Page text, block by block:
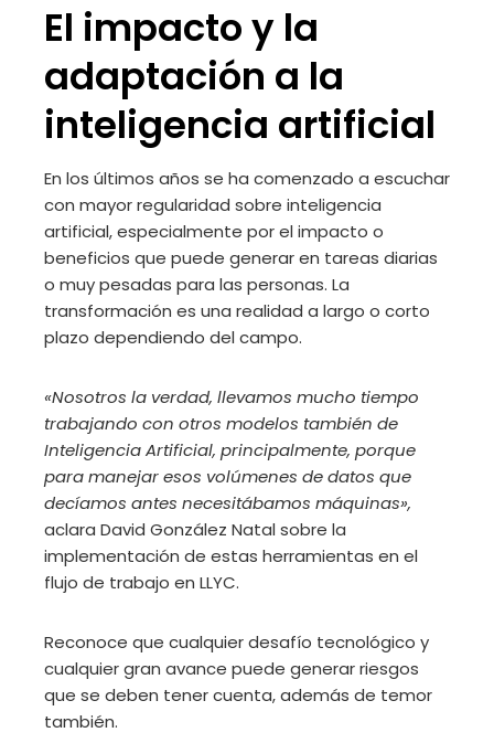
El impacto y la
adaptación a la
inteligencia artificial
En los últimos años se ha comenzado a escuchar
con mayor regularidad sobre inteligencia
artificial, especialmente por el impacto o
beneficios que puede generar en tareas diarias
o muy pesadas para las personas. La
transformación es una realidad a largo o corto
plazo dependiendo del campo.
«Nosotros la verdad, llevamos mucho tiempo
trabajando con otros modelos también de
Inteligencia Artificial, principalmente, porque
para manejar esos volúmenes de datos que
decíamos antes necesitábamos máquinas»,
aclara David González Natal sobre la
implementación de estas herramientas en el
flujo de trabajo en LLYC.
Reconoce que cualquier desafío tecnológico y
cualquier gran avance puede generar riesgos
que se deben tener cuenta, además de temor
también.